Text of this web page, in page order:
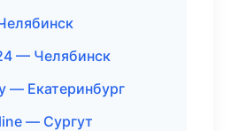
— Челябинск
— Екатеринбург
— Сургут